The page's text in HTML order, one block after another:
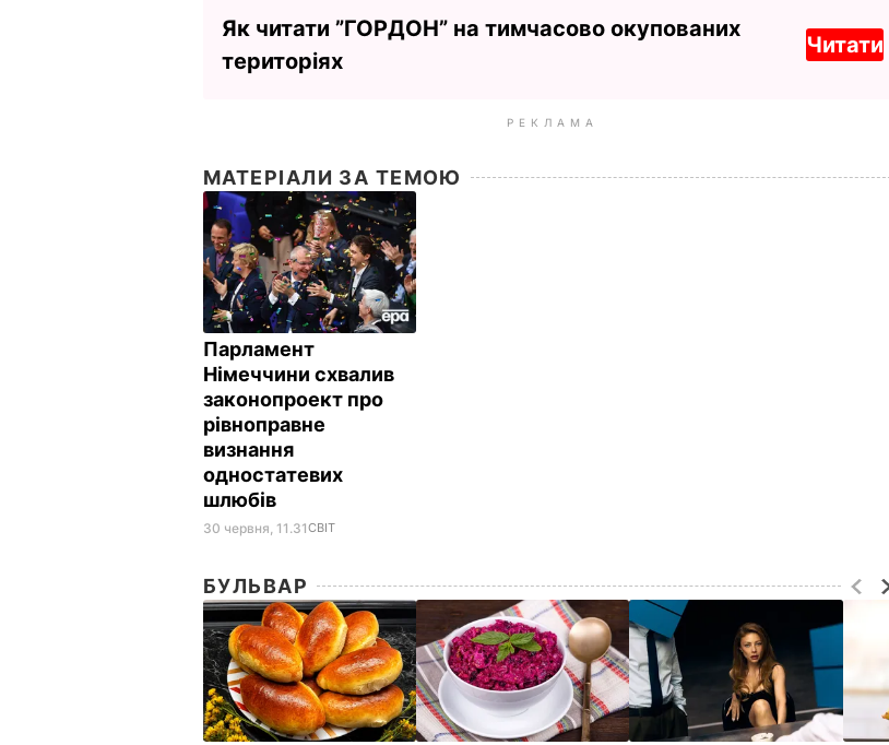
Як читати ”ГОРДОН” на тимчасово окупованих
територіях
Читати
РЕКЛАМА
МАТЕРІАЛИ ЗА ТЕМОЮ
Парламент
Німеччини схвалив
законопроект про
рівноправне
визнання
одностатевих
шлюбів
30 червня, 11.31СВІТ
БУЛЬВАР